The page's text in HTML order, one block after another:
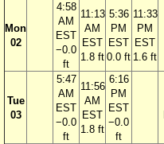
Mon
02
4:58
AM
EST
−0.0
ft
11:13
AM
EST
1.8 ft
5:36
PM
EST
0.0 ft
11:33
PM
EST
1.6 ft
Tue
03
5:47
AM
EST
−0.0
ft
11:56
AM
EST
1.8 ft
6:16
PM
EST
−0.0
ft